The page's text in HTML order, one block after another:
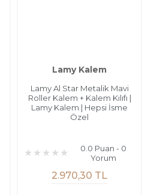
Lamy Kalem
Lamy Al Star Metalik Mavi
Roller Kalem + Kalem Kılıfı |
Lamy Kalem | Hepsi İsme
Özel
0.0 Puan - 0
Yorum
2.970,30 TL